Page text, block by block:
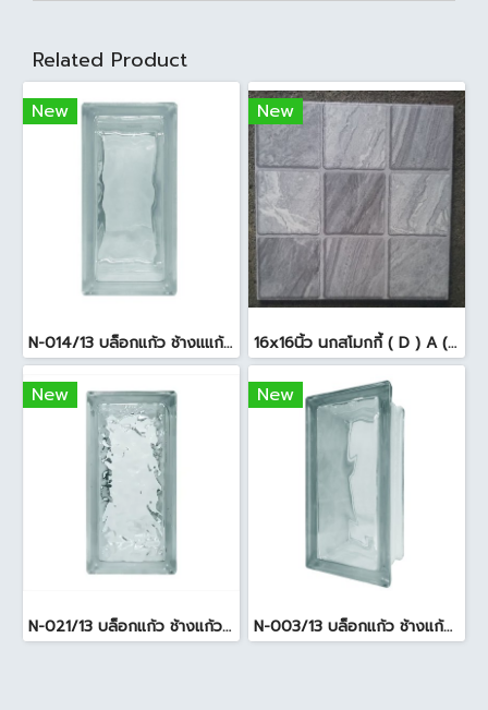
Related Product
New
N-014/13 บล็อกแก้ว ช้างแแก้ว WOW หยาดเพชร ( 24x11.5x8 cm.)
New
16x16นิ้ว นกสโมกกี้ ( D ) A (Pack6)
New
N-021/13 บล็อกแก้ว ช้างแก้ว WOW แก้วประดับฟ้า ( 24X11.5X8cm )
New
N-003/13 บล็อกแก้ว ช้างแก้ว WOW พริ้วแก้ว ( 24x11.5x8cm )